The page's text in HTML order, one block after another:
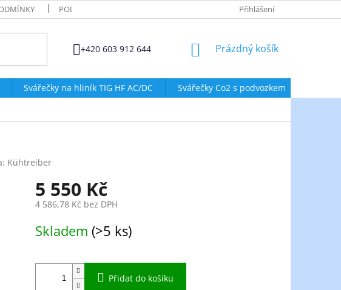
PODMÍNKY OCHRANY OSOBNÍCH ÚDAJŮ ZÁSADY POUŽÍVÁNÍ
Přihlášení
+420 603 912 644
NÁKUPNÍ
Prázdný košík
Svářečky na hliník TIG HF AC/DC Svářečky Co2 s podvozkem
Kühtreiber
5 550 Kč
4 586,78 Kč bez DPH
cena:
Skladem (>5 ks)
Přidat do košíku